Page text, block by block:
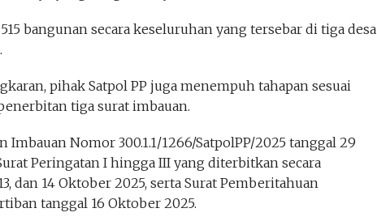
bangunan secara keseluruhan yang tersebar di tiga desa
pihak Satpol PP juga menempuh tahapan sesuai
tiga surat imbauan.
Imbauan Nomor 300.1.1/1266/SatpolPP/2025 tanggal 29
Peringatan I hingga III yang diterbitkan secara
dan 14 Oktober 2025, serta Surat Pemberitahuan
tanggal 16 Oktober 2025.